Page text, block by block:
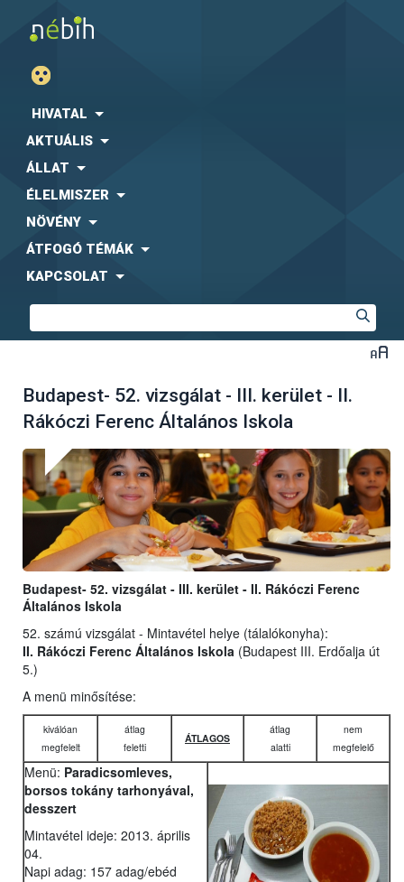
HIVATAL
AKTUÁLIS
ÁLLAT
ÉLELMISZER
NÖVÉNY
ÁTFOGÓ TÉMÁK
KAPCSOLAT
Budapest- 52. vizsgálat - III. kerület - II.
Rákóczi Ferenc Általános Iskola
Budapest- 52. vizsgálat - III. kerület - II. Rákóczi Ferenc
Általános Iskola
52. számú vizsgálat - Mintavétel helye (tálalókonyha):
II. Rákóczi Ferenc Általános Iskola (Budapest III. Erdőalja út
5.)
A menü minősítése:
kiválóan
megfelelt
átlag
feletti
ÁTLAGOS
átlag
alatti
nem
megfelelő
Menü: Paradicsomleves,
borsos tokány tarhonyával,
desszert
Mintavétel ideje: 2013. április
04.
Napi adag: 157 adag/ebéd